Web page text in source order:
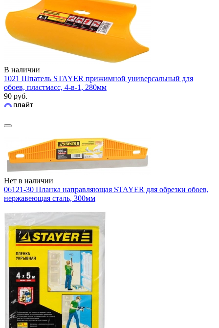
В наличии
1021 Шпатель STAYER прижимной универсальный для
обоев, пластмасс, 4-в-1, 280мм
90 руб.
Нет в наличии
06121-30 Планка направляющая STAYER для обрезки обоев,
нержавеющая сталь, 300мм